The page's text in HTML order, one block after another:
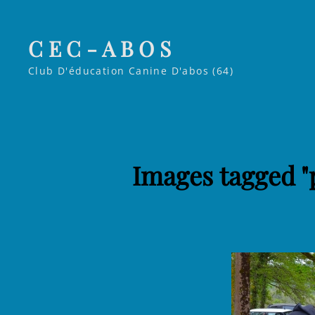
CEC-ABOS
Club D'éducation Canine D'abos (64)
Images tagged